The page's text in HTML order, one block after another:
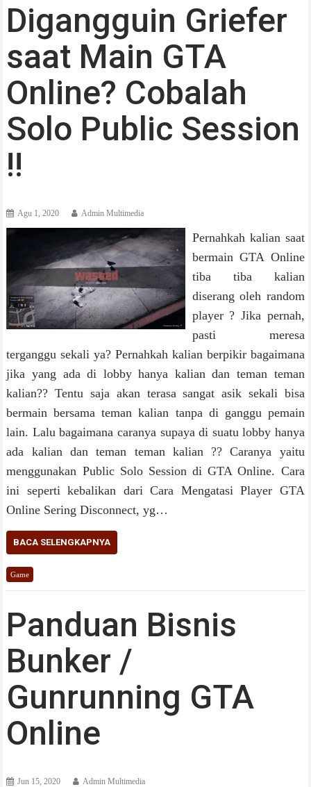
Digangguin Griefer
saat Main GTA
Online? Cobalah
Solo Public Session
!!
Agu 1, 2020 Admin Multimedia
Pernahkah kalian saat
bermain GTA Online
tiba tiba kalian
diserang oleh random
player ? Jika pernah,
pasti meresa
terganggu sekali ya? Pernahkah kalian berpikir bagaimana
jika yang ada di lobby hanya kalian dan teman teman
kalian?? Tentu saja akan terasa sangat asik sekali bisa
bermain bersama teman kalian tanpa di ganggu pemain
lain. Lalu bagaimana caranya supaya di suatu lobby hanya
ada kalian dan teman teman kalian ?? Caranya yaitu
menggunakan Public Solo Session di GTA Online. Cara
ini seperti kebalikan dari Cara Mengatasi Player GTA
Online Sering Disconnect, yg…
BACA SELENGKAPNYA
Game
Panduan Bisnis
Bunker /
Gunrunning GTA
Online
Jun 15, 2020 Admin Multimedia